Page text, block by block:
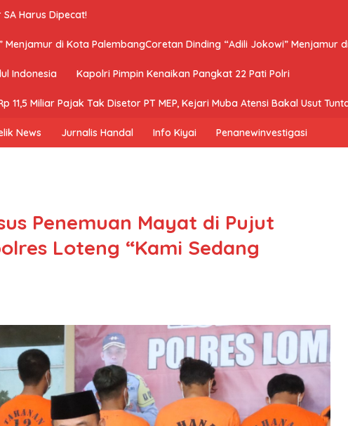
Harus Dipecat!
Menjamur di Kota PalembangCoretan Dinding “Adili Jokowi” Menjamur
Indonesia Kapolri Pimpin Kenaikan Pangkat 22 Pati Polri
11,5 Miliar Pajak Tak Disetor PT MEP, Kejari Muba Atensi Bakal Usut
News Jurnalis Handal Info Kiyai Penanewinvestigasi
Penemuan Mayat di Pujut
Loteng “Kami Sedang